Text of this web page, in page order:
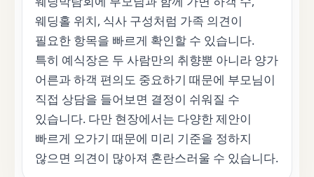
웨딩홀 위치, 식사 구성처럼 가족 의견이
필요한 항목을 빠르게 확인할 수 있습니다.
특히 예식장은 두 사람만의 취향뿐 아니라 양가
어른과 하객 편의도 중요하기 때문에 부모님이
직접 상담을 들어보면 결정이 쉬워질 수
있습니다. 다만 현장에서는 다양한 제안이
빠르게 오가기 때문에 미리 기준을 정하지
않으면 의견이 많아져 혼란스러울 수 있습니다.